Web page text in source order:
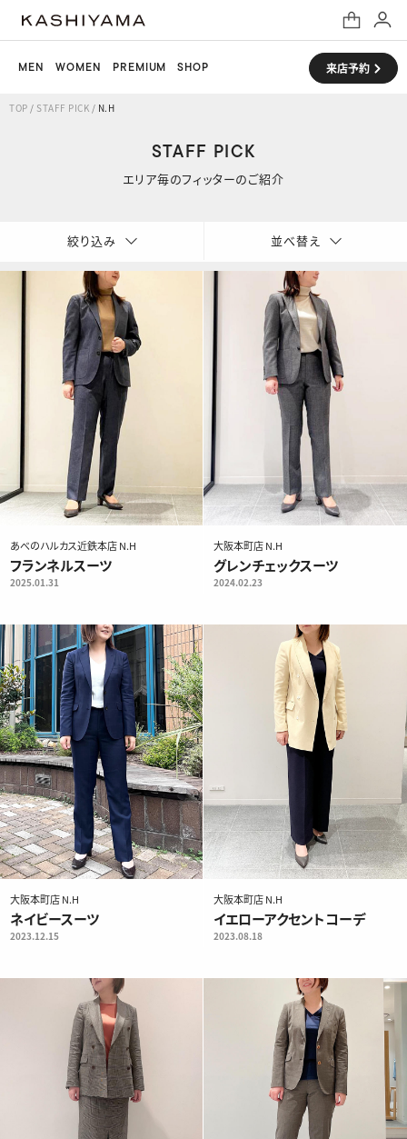
MEN WOMEN PREMIUM SHOP 来店予約
TOP / STAFF PICK / N.H
STAFF PICK
エリア毎のフィッターのご紹介
絞り込み
店舗・エリア
スタイル
シーズン
検索する
検索条件をクリアする
並べ替え
新着順
古い順
あべのハルカス近鉄本店 N.H
フランネルスーツ
2025.01.31
大阪本町店 N.H
グレンチェックスーツ
2024.02.23
大阪本町店 N.H
ネイビースーツ
2023.12.15
大阪本町店 N.H
イエローアクセントコーデ
2023.08.18